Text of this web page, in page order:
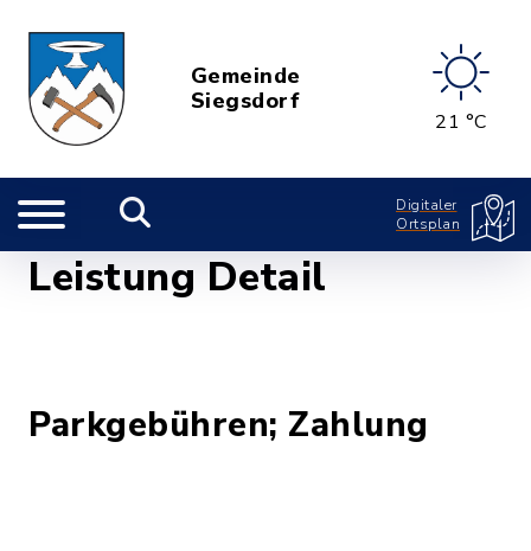
Gemeinde
Siegsdorf
21 °C
Digitaler
Ortsplan
Leistung Detail
Parkgebühren; Zahlung